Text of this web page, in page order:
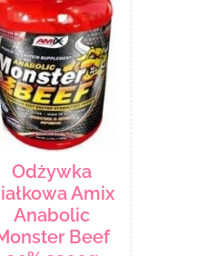
Odżywka
Amix
Anabolic
Beef